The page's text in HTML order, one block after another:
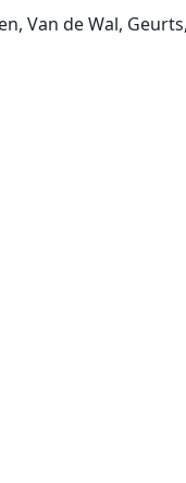
Van de Wal,